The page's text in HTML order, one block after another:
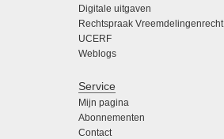
Digitale uitgaven
Rechtspraak Vreemdelingenrecht
UCERF
Weblogs
Service
Mijn pagina
Abonnementen
Contact